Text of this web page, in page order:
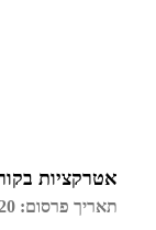
תאריך פרסום: 15/12/2020